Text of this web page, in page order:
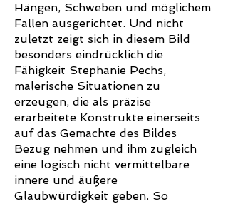
Hängen, Schweben und möglichem
Fallen ausgerichtet. Und nicht
zuletzt zeigt sich in diesem Bild
besonders eindrücklich die
Fähigkeit Stephanie Pechs,
malerische Situationen zu
erzeugen, die als präzise
erarbeitete Konstrukte einerseits
auf das Gemachte des Bildes
Bezug nehmen und ihm zugleich
eine logisch nicht vermittelbare
innere und äußere
Glaubwürdigkeit geben. So